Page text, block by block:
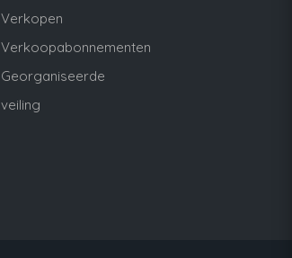
Verkopen
Verkoopabonnementen
Georganiseerde
veiling